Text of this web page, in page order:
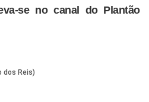
se no canal do Plantão